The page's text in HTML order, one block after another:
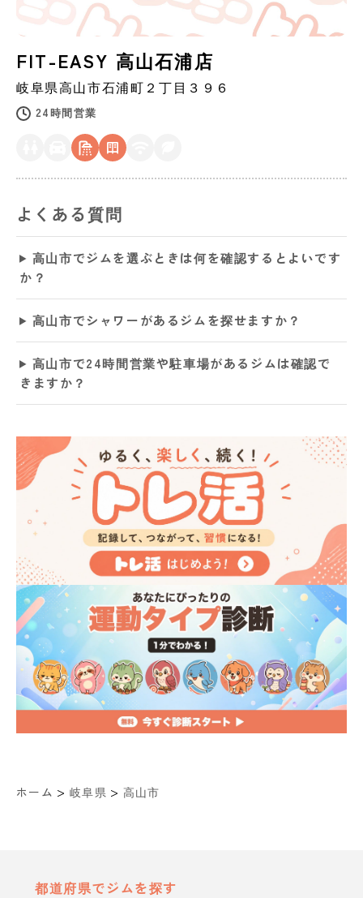
FIT-EASY 高山石浦店
岐阜県高山市石浦町２丁目３９６
24時間営業
よくある質問
高山市でジムを選ぶときは何を確認するとよいです
か？
高山市でシャワーがあるジムを探せますか？
高山市で24時間営業や駐車場があるジムは確認で
きますか？
ホーム > 岐阜県 > 高山市
都道府県でジムを探す